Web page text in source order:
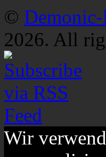
©
2026. All
Wir